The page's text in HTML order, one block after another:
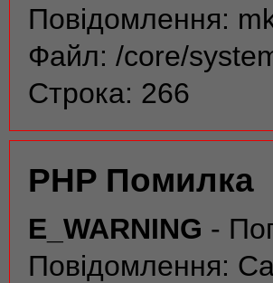
Повідомлення:
Файл: /core/
Строка: 266
PHP Помилка
E_WARNING -
Повідомлення: